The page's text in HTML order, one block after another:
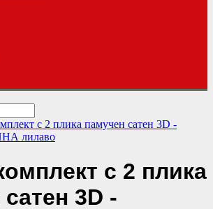
с 2 плика памучен сатен 3D -
лилаво
с 2 плика
3D -